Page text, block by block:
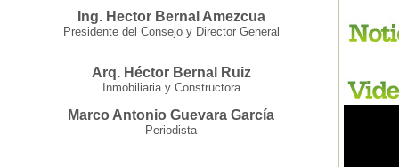
Ing. Hector Bernal Amezcua
Presidente del Consejo y Director General
Arq. Héctor Bernal Ruiz
Inmobiliaria y Constructora
Marco Antonio Guevara García
Periodista